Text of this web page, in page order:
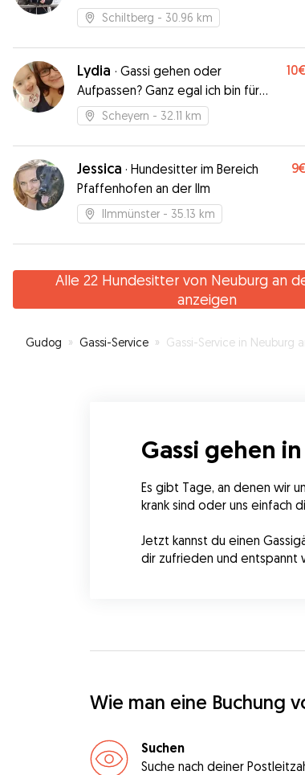
Schiltberg - 30.96 km
Lydia · Gassi gehen oder
Aufpassen? Ganz egal ich bin für
ihren Hund da :-)
10€
Scheyern - 32.11 km
Jessica · Hundesitter im Bereich
Pfaffenhofen an der Ilm
9€
Ilmmünster - 35.13 km
Alle 22 Hundesitter von Neuburg an
anzeigen
Gudog » Gassi-Service » Gassi-Service in Neuburg
Gassi gehen
Es gibt Tage, an denen wir
krank sind oder uns einfach
Jetzt kannst du einen
dir zufrieden und entspannt
Wie man eine Buchung
Suchen
Suche nach deiner